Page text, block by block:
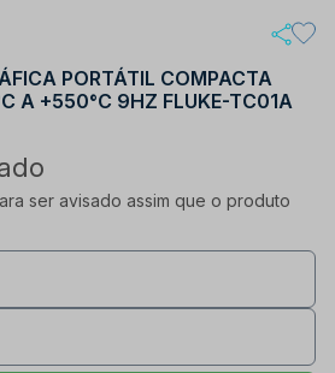
PORTÁTIL COMPACTA
A +550°C 9HZ FLUKE-TC01A
ser avisado assim que o produto